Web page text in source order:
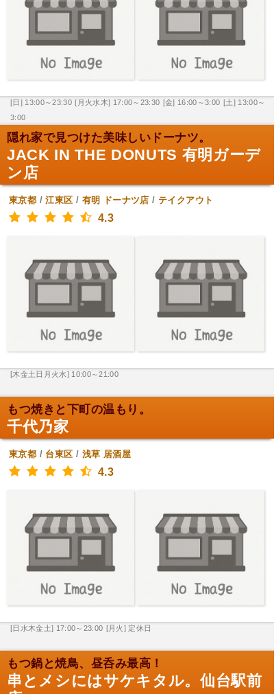
[日] 13:00～23:30 [月火水木] 17:00～23:30 [金] 16:00～3:00 [土] 13:00～
3:00
隠れ家で見つけた美味しいドーナツ。
JACK IN THE DONUTS 有明ガーデ
ン店
東京都 /江東区 / 有明 ドーナツ店 / テイクアウト
4.3
[木金土日月火水] 10:00～21:00
もつ焼きと下町の温もり。
千代乃家
東京都 / 台東区 / 浅草 居酒屋
4.3
[日水木金土] 17:00～23:00 [月火] 定休日
もつ鍋と焼鳥、昼呑み最高！
串とメシにはサケキタル。仙台駅前